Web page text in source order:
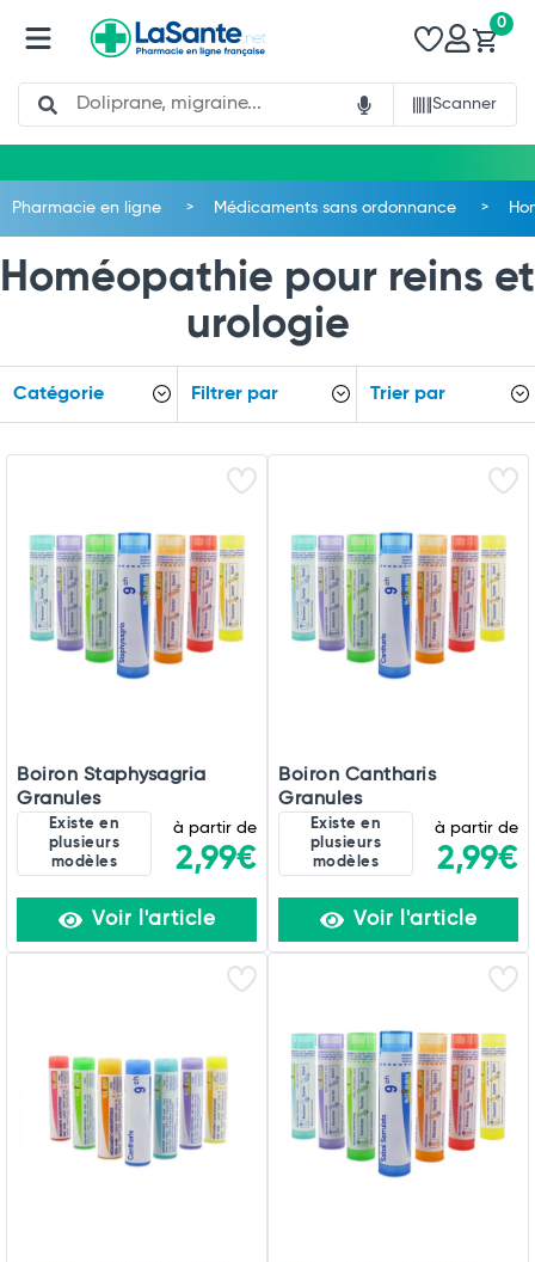
Search
Scanner
0
Total
Pharmacie en ligne Médicaments sans ordonnance
Homéopathie pour reins et
urologie
Catégorie Filtrer par Trier par
Boiron Staphysagria
Granules
Existe en
plusieurs
modèles
à partir de
2,99€
Voir l'article
Boiron Cantharis
Granules
Existe en
plusieurs
modèles
à partir de
2,99€
Voir l'article